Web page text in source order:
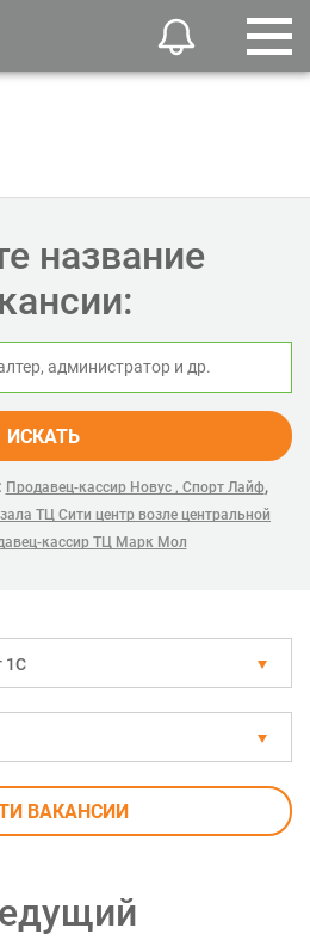
название
ИСКАТЬ
Продавец-кассир Новус , Спорт Лайф,
ТЦ Сити центр возле центральной
кассир ТЦ Марк Мол
1С
ВАКАНСИИ